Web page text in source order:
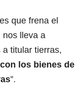
que frena el
nos lleva a
titular tierras,
los bienes de
”.